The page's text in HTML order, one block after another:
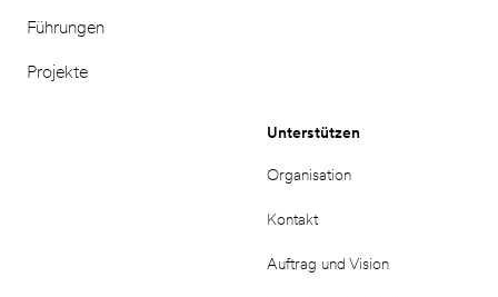
Führungen
Projekte
Unterstützen
Organisation
Kontakt
Auftrag und Vision